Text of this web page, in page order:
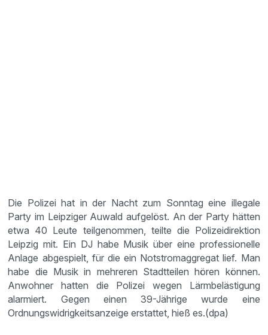
Die Polizei hat in der Nacht zum Sonntag eine illegale
Party im Leipziger Auwald aufgelöst. An der Party hätten
etwa 40 Leute teilgenommen, teilte die Polizeidirektion
Leipzig mit. Ein DJ habe Musik über eine professionelle
Anlage abgespielt, für die ein Notstromaggregat lief. Man
habe die Musik in mehreren Stadtteilen hören können.
Anwohner hatten die Polizei wegen Lärmbelästigung
alarmiert. Gegen einen 39-Jährige wurde eine
Ordnungswidrigkeitsanzeige erstattet, hieß es.(dpa)